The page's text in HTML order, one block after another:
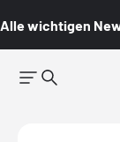
Alle wichtigen